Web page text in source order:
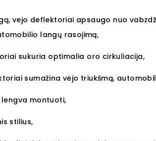
vejo deflektoriai apsaugo nuo
langų rasojimą,
sukuria optimalia oro cirkuliacija,
sumažina vėjo triukšmą,
montuoti,
stilius,